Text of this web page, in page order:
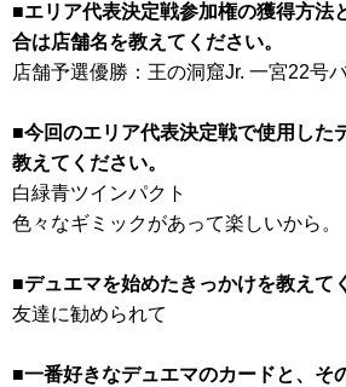
■エリア代表決定戦参加権の獲得方法
合は店舗名を教えてください。
店舗予選優勝：王の洞窟Jr. 一宮22号
■今回のエリア代表決定戦で使用した
教えてください。
白緑青ツインパクト
色々なギミックがあって楽しいから。
■デュエマを始めたきっかけを教えて
友達に勧められて
■一番好きなデュエマのカードと、そ